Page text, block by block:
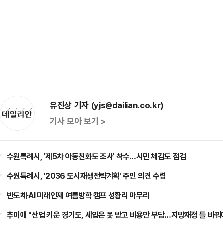
유진상 기자 (yjs@dailian.co.kr)
기사 모아 보기 >
수원특례시, '제5차 아동친화도 조사' 착수…시민 체감도 점검
수원특례시, '2036 도시재생전략계획' 주민 의견 수렴
반도체·AI 미래인재 여름방학 캠프 성황리 마무리
추미애 "산업 키운 경기도, 세입은 못 받고 비용만 부담…지방재정 틀 바